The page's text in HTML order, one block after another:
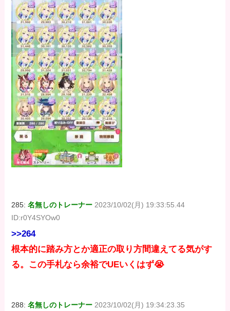
285:名無しのトレーナー 2023/10/02(月) 19:33:55.44
ID:r0Y4SYOw0
>>264
根本的に踏み方とか適正の取り方間違えてる気がす
る。この手札なら余裕でUEいくはず😭
288:名無しのトレーナー 2023/10/02(月) 19:34:23.35